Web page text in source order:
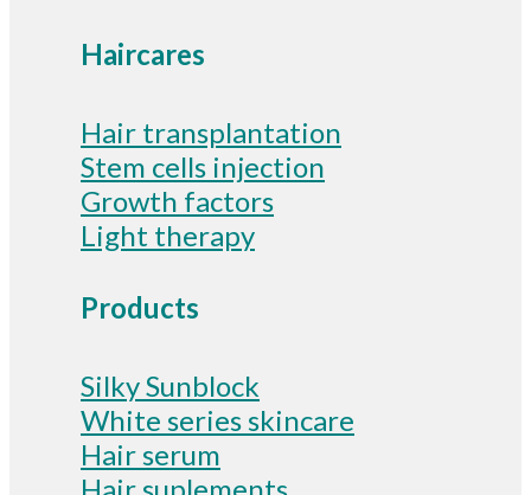
Haircares
Hair transplantation
Stem cells injection
Growth factors
Light therapy
Products
Silky Sunblock
White series skincare
Hair serum
Hair suplements